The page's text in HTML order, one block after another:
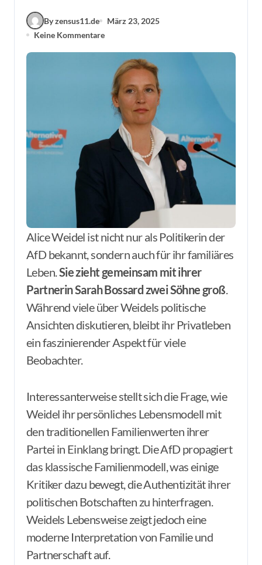
By zensus11.de
März 23, 2025
Keine Kommentare
Alice Weidel ist nicht nur als Politikerin der
AfD bekannt, sondern auch für ihr familiäres
Leben.Sie zieht gemeinsam mit ihrer
Partnerin Sarah Bossard zwei Söhne groß.
Während viele über Weidels politische
Ansichten diskutieren, bleibt ihr Privatleben
ein faszinierender Aspekt für viele
Beobachter.
Interessanterweise stellt sich die Frage, wie
Weidel ihr persönliches Lebensmodell mit
den traditionellen Familienwerten ihrer
Partei in Einklang bringt. Die AfD propagiert
das klassische Familienmodell, was einige
Kritiker dazu bewegt, die Authentizität ihrer
politischen Botschaften zu hinterfragen.
Weidels Lebensweise zeigt jedoch eine
moderne Interpretation von Familie und
Partnerschaft auf.